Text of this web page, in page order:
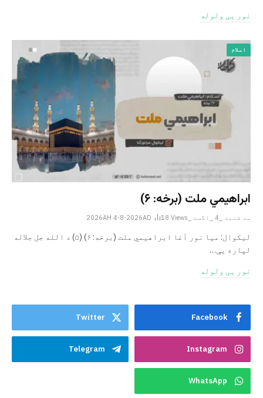
نور یی ولوله
اسلام
ابراهيمي ملت (برخه: ۶)
سه شنبه _4 _اگست _2026AH 4-8-2026AD 18 Views
ليکوال: میا نور آغا ابراهيمي ملت (برخه: ۶) (۵) د الله جل جلاله
لپاره یې…
نور یی ولوله
Facebook
Twitter
Instagram
Telegram
WhatsApp